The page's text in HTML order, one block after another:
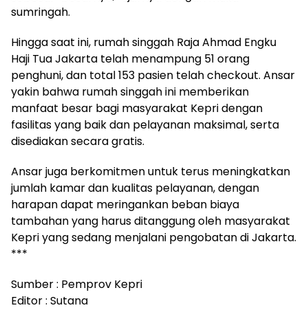
sumringah.
Hingga saat ini, rumah singgah Raja Ahmad Engku
Haji Tua Jakarta telah menampung 51 orang
penghuni, dan total 153 pasien telah checkout. Ansar
yakin bahwa rumah singgah ini memberikan
manfaat besar bagi masyarakat Kepri dengan
fasilitas yang baik dan pelayanan maksimal, serta
disediakan secara gratis.
Ansar juga berkomitmen untuk terus meningkatkan
jumlah kamar dan kualitas pelayanan, dengan
harapan dapat meringankan beban biaya
tambahan yang harus ditanggung oleh masyarakat
Kepri yang sedang menjalani pengobatan di Jakarta.
***
Sumber : Pemprov Kepri
Editor : Sutana